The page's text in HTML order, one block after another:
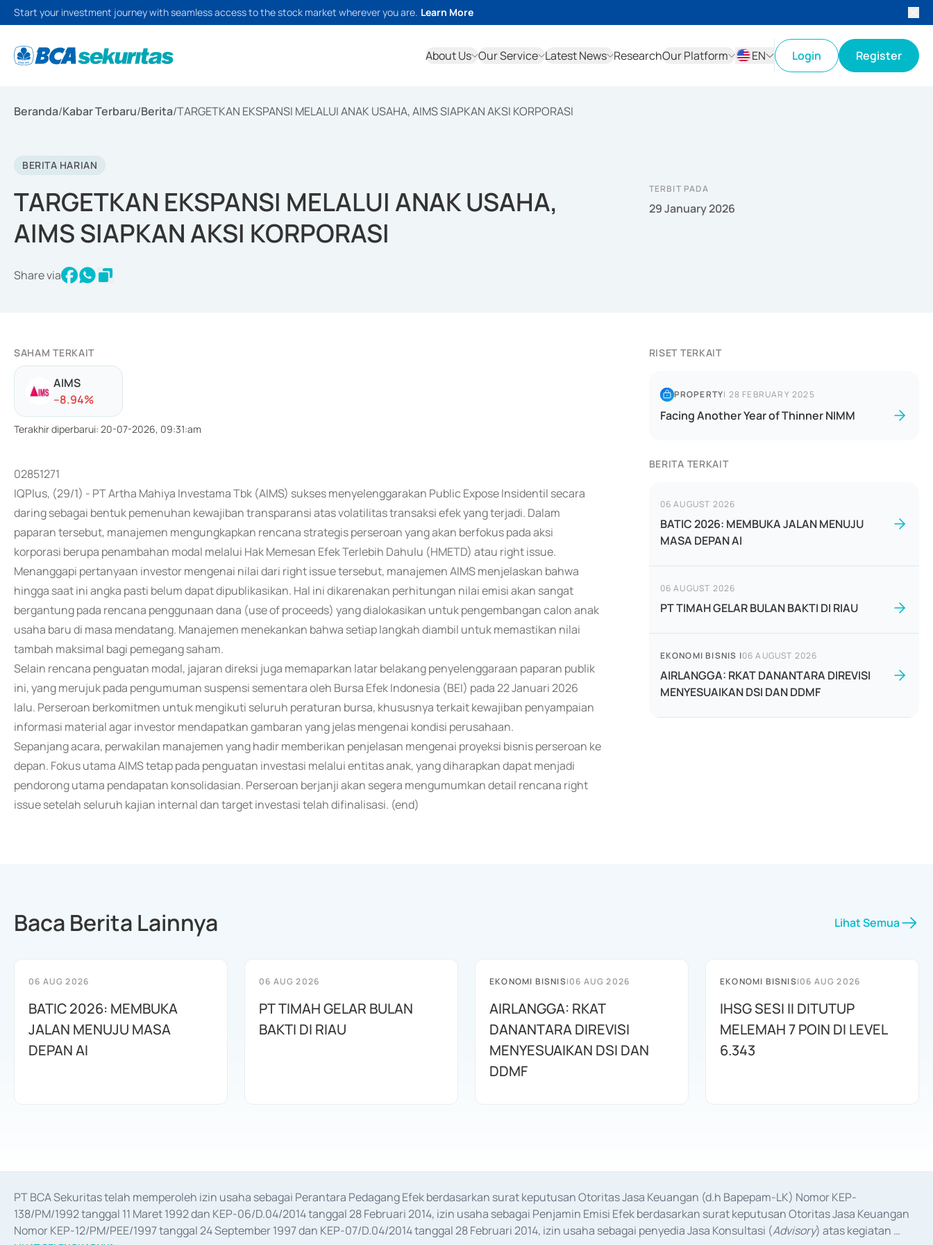
Start your investment journey with seamless access to the stock market wherever you are. Learn More
About Us Our Service Latest News ResearchOur Platform
EN
Login Register
Beranda/Kabar Terbaru/Berita/TARGETKAN EKSPANSI MELALUI ANAK USAHA, AIMS SIAPKAN AKSI KORPORASI
BERITA HARIAN
TARGETKAN EKSPANSI MELALUI ANAK USAHA,
AIMS SIAPKAN AKSI KORPORASI
Share via
TERBIT PADA
29 January 2026
SAHAM TERKAIT
AIMS
--8.94%
Terakhir diperbarui: 20-07-2026, 09:31:am
02851271
IQPlus, (29/1) - PT Artha Mahiya Investama Tbk (AIMS) sukses menyelenggarakan Public Expose Insidentil secara
daring sebagai bentuk pemenuhan kewajiban transparansi atas volatilitas transaksi efek yang terjadi. Dalam
paparan tersebut, manajemen mengungkapkan rencana strategis perseroan yang akan berfokus pada aksi
korporasi berupa penambahan modal melalui Hak Memesan Efek Terlebih Dahulu (HMETD) atau right issue.
Menanggapi pertanyaan investor mengenai nilai dari right issue tersebut, manajemen AIMS menjelaskan bahwa
hingga saat ini angka pasti belum dapat dipublikasikan. Hal ini dikarenakan perhitungan nilai emisi akan sangat
bergantung pada rencana penggunaan dana (use of proceeds) yang dialokasikan untuk pengembangan calon anak
usaha baru di masa mendatang. Manajemen menekankan bahwa setiap langkah diambil untuk memastikan nilai
tambah maksimal bagi pemegang saham.
Selain rencana penguatan modal, jajaran direksi juga memaparkan latar belakang penyelenggaraan paparan publik
ini, yang merujuk pada pengumuman suspensi sementara oleh Bursa Efek Indonesia (BEI) pada 22 Januari 2026
lalu. Perseroan berkomitmen untuk mengikuti seluruh peraturan bursa, khususnya terkait kewajiban penyampaian
informasi material agar investor mendapatkan gambaran yang jelas mengenai kondisi perusahaan.
Sepanjang acara, perwakilan manajemen yang hadir memberikan penjelasan mengenai proyeksi bisnis perseroan ke
depan. Fokus utama AIMS tetap pada penguatan investasi melalui entitas anak, yang diharapkan dapat menjadi
pendorong utama pendapatan konsolidasian. Perseroan berjanji akan segera mengumumkan detail rencana right
issue setelah seluruh kajian internal dan target investasi telah difinalisasi. (end)
RISET TERKAIT
PROPERTY| 28 FEBRUARY 2025
Facing Another Year of Thinner NIMM
BERITA TERKAIT
06 AUGUST 2026
BATIC 2026: MEMBUKA JALAN MENUJU
MASA DEPAN AI
06 AUGUST 2026
PT TIMAH GELAR BULAN BAKTI DI RIAU
EKONOMI BISNIS |06 AUGUST 2026
AIRLANGGA: RKAT DANANTARA DIREVISI
MENYESUAIKAN DSI DAN DDMF
Baca Berita Lainnya Lihat Semua
06 AUG 2026
BATIC 2026: MEMBUKA
JALAN MENUJU MASA
DEPAN AI
06 AUG 2026
PT TIMAH GELAR BULAN
BAKTI DI RIAU
EKONOMI BISNIS|06 AUG 2026
AIRLANGGA: RKAT
DANANTARA DIREVISI
MENYESUAIKAN DSI DAN
DDMF
EKONOMI BISNIS|06 AUG 2026
IHSG SESI II DITUTUP
MELEMAH 7 POIN DI LEVEL
6.343
PT BCA Sekuritas telah memperoleh izin usaha sebagai Perantara Pedagang Efek berdasarkan surat keputusan Otoritas Jasa Keuangan (d.h Bapepam-LK) Nomor KEP-
138/PM/1992 tanggal 11 Maret 1992 dan KEP-06/D.04/2014 tanggal 28 Februari 2014, izin usaha sebagai Penjamin Emisi Efek berdasarkan surat keputusan Otoritas Jasa Keuangan
Nomor KEP-12/PM/PEE/1997 tanggal 24 September 1997 dan KEP-07/D.04/2014 tanggal 28 Februari 2014, izin usaha sebagai penyedia Jasa Konsultasi (Advisory) atas kegiatan